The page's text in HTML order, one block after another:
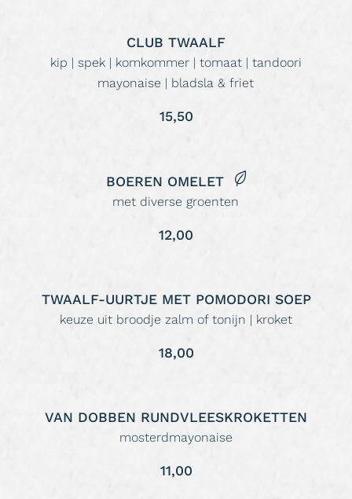
CLUB TWAALF
kip | spek | komkommer | tomaat | tandoori
mayonaise | bladsla & friet
15,50
BOEREN OMELET
met diverse groenten
12,00
TWAALF-UURTJE MET POMODORI SOEP
keuze uit broodje zalm of tonijn | kroket
18,00
VAN DOBBEN RUNDVLEESKROKETTEN
mosterdmayonaise
11,00